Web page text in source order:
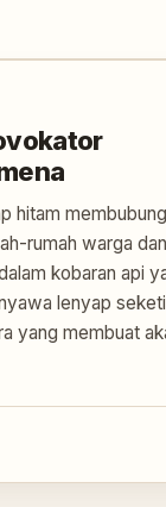
hitam
rumah warga dan
kobaran api
lenyap
yang membuat